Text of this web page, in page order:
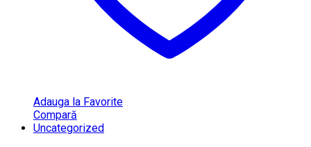
Adauga la Favorite
Compară
Uncategorized